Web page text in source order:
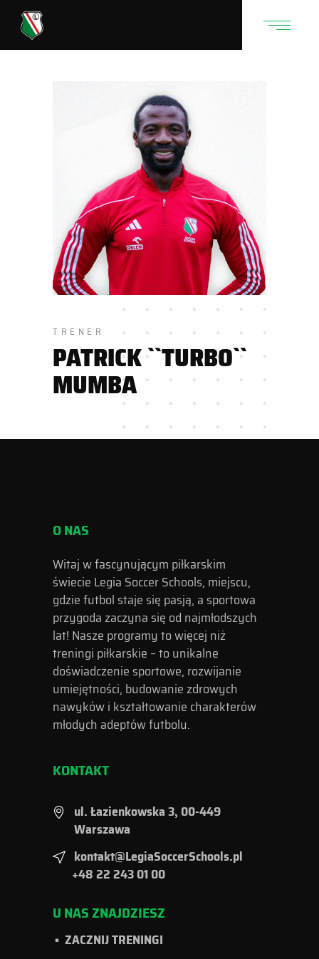
TRENER
PATRICK ``TURBO``
MUMBA
O NAS
Witaj w fascynującym piłkarskim
świecie Legia Soccer Schools, miejscu,
gdzie futbol staje się pasją, a sportowa
przygoda zaczyna się od najmłodszych
lat! Nasze programy to więcej niż
treningi piłkarskie – to unikalne
doświadczenie sportowe, rozwijanie
umiejętności, budowanie zdrowych
nawyków i kształtowanie charakterów
młodych adeptów futbolu.
KONTAKT
ul. Łazienkowska 3, 00-449
Warszawa
kontakt@LegiaSoccerSchools.pl
+48 22 243 01 00
U NAS ZNAJDZIESZ
ZACZNIJ TRENINGI